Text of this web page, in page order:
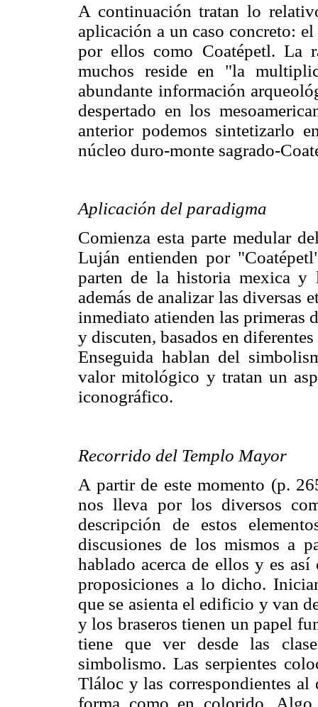
A continuación tratan lo
aplicación a un caso concreto:
por ellos como Coatépetl. La
muchos reside en "la
abundante información
despertado en los
anterior podemos sintetizarlo
núcleo duro-monte sagrado-
Aplicación del paradigma
Comienza esta parte medular
Luján entienden por
parten de la historia mexica
además de analizar las diversas
inmediato atienden las primeras
y discuten, basados en
Enseguida hablan del
valor mitológico y tratan un
iconográfico.
Recorrido del Templo Mayor
A partir de este momento (p.
nos lleva por los diversos
descripción de estos
discusiones de los mismos a
hablado acerca de ellos y es
proposiciones a lo dicho.
que se asienta el edificio y van
y los braseros tienen un papel
tiene que ver desde las
simbolismo. Las serpientes
Tláloc y las correspondientes
forma como en colorido.